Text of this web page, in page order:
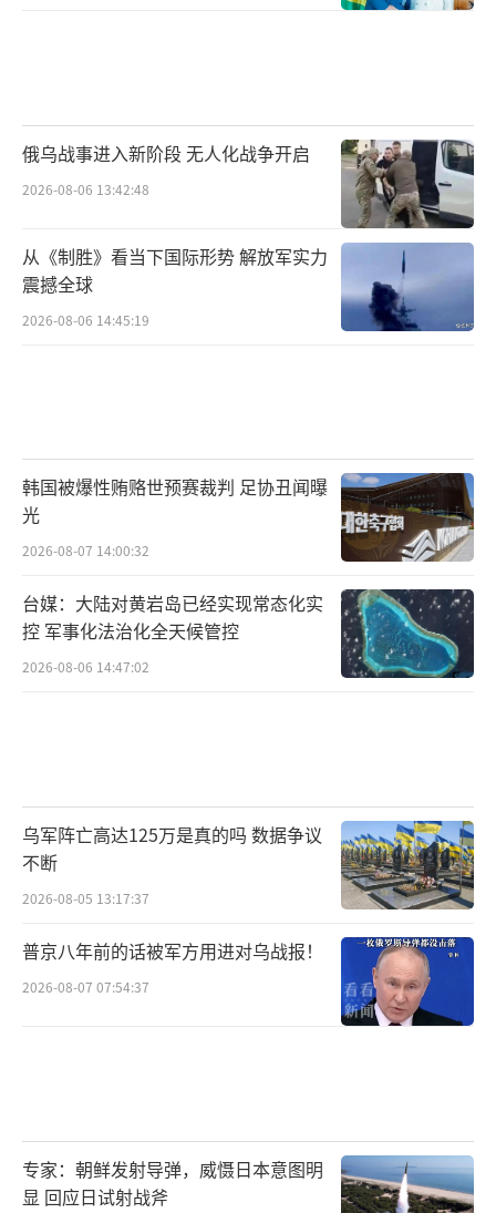
俄乌战事进入新阶段 无人化战争开启
2026-08-06 13:42:48
从《制胜》看当下国际形势 解放军实力
震撼全球
2026-08-06 14:45:19
韩国被爆性贿赂世预赛裁判 足协丑闻曝
光
2026-08-07 14:00:32
台媒：大陆对黄岩岛已经实现常态化实
控 军事化法治化全天候管控
2026-08-06 14:47:02
乌军阵亡高达125万是真的吗 数据争议
不断
2026-08-05 13:17:37
普京八年前的话被军方用进对乌战报！
2026-08-07 07:54:37
专家：朝鲜发射导弹，威慑日本意图明
显 回应日试射战斧